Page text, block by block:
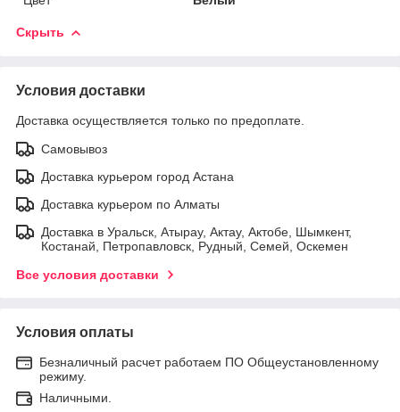
Скрыть
Условия доставки
Доставка осуществляется только по предоплате.
Самовывоз
Доставка курьером город Астана
Доставка курьером по Алматы
Доставка в Уральск, Атырау, Актау, Актобе, Шымкент,
Костанай, Петропавловск, Рудный, Семей, Оскемен
Все условия доставки
Условия оплаты
Безналичный расчет работаем ПО Общеустановленному
режиму.
Наличными.